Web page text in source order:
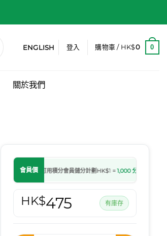
ENGLISH 登入 購物車 / HK$0 0
關於我們
會員價
HK$650可用積分會員儲分計劃HK$1 =1,000 分訂單轉為處理中
HK$475 有庫存